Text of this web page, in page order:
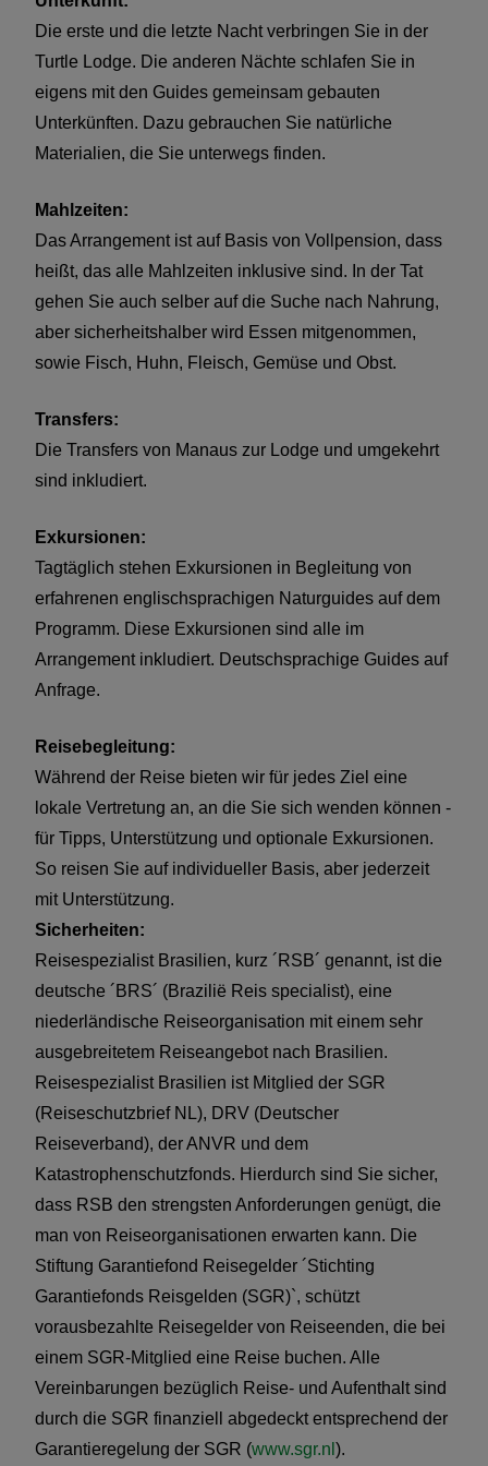
Die erste und die letzte Nacht verbringen Sie in der
Turtle Lodge. Die anderen Nächte schlafen Sie in
eigens mit den Guides gemeinsam gebauten
Unterkünften. Dazu gebrauchen Sie natürliche
Materialien, die Sie unterwegs finden.
Mahlzeiten:
Das Arrangement ist auf Basis von Vollpension, dass
heißt, das alle Mahlzeiten inklusive sind. In der Tat
gehen Sie auch selber auf die Suche nach Nahrung,
aber sicherheitshalber wird Essen mitgenommen,
sowie Fisch, Huhn, Fleisch, Gemüse und Obst.
Transfers:
Die Transfers von Manaus zur Lodge und umgekehrt
sind inkludiert.
Exkursionen:
Tagtäglich stehen Exkursionen in Begleitung von
erfahrenen englischsprachigen Naturguides auf dem
Programm. Diese Exkursionen sind alle im
Arrangement inkludiert. Deutschsprachige Guides auf
Anfrage.
Reisebegleitung:
Während der Reise bieten wir für jedes Ziel eine
lokale Vertretung an, an die Sie sich wenden können -
für Tipps, Unterstützung und optionale Exkursionen.
So reisen Sie auf individueller Basis, aber jederzeit
mit Unterstützung.
Sicherheiten:
Reisespezialist Brasilien, kurz ´RSB´ genannt, ist die
deutsche ´BRS´ (Brazilië Reis specialist), eine
niederländische Reiseorganisation mit einem sehr
ausgebreitetem Reiseangebot nach Brasilien.
Reisespezialist Brasilien ist Mitglied der SGR
(Reiseschutzbrief NL), DRV (Deutscher
Reiseverband), der ANVR und dem
Katastrophenschutzfonds. Hierdurch sind Sie sicher,
dass RSB den strengsten Anforderungen genügt, die
man von Reiseorganisationen erwarten kann. Die
Stiftung Garantiefond Reisegelder ´Stichting
Garantiefonds Reisgelden (SGR)`, schützt
vorausbezahlte Reisegelder von Reiseenden, die bei
einem SGR-Mitglied eine Reise buchen. Alle
Vereinbarungen bezüglich Reise- und Aufenthalt sind
durch die SGR finanziell abgedeckt entsprechend der
Garantieregelung der SGR (www.sgr.nl ).